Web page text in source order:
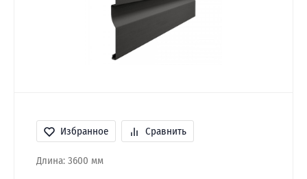
Избранное Сравнить
Длина: 3600 мм